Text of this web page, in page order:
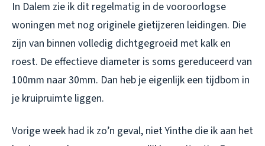
In Dalem zie ik dit regelmatig in de vooroorlogse
woningen met nog originele gietijzeren leidingen. Die
zijn van binnen volledig dichtgegroeid met kalk en
roest. De effectieve diameter is soms gereduceerd van
100mm naar 30mm. Dan heb je eigenlijk een tijdbom in
je kruipruimte liggen.
Vorige week had ik zo’n geval, niet Yinthe die ik aan het